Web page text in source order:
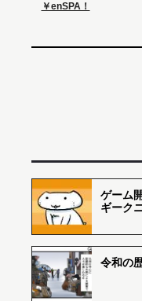
￥enSPA！
ゲーム
ギーク
令和の